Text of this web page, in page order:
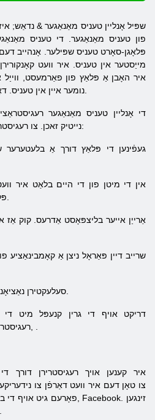
שפּיל אָנליין טעניס מאַנאַגער & נדאַש;
פון טעניס מאַנאַגער. די טעניס
פּלאָגן-סאָרט טעניס שפּילער. אָנהייב
מייַסטער אין טעניס. איר וועט
איר האָבן אַ פּלאַץ פון פאַרמעסט, ווייַל
די אָנליין טעניס מאַנאַגער
נייטיק זאכן. צו רעגיסטרירן, איר מוזן טאָן די ווייַטערדיק:
6. דריקט אויף די גרין קנעפּל מיט
איר קענען אויך רעגיסטרירן דורך
Facebook. זינגען